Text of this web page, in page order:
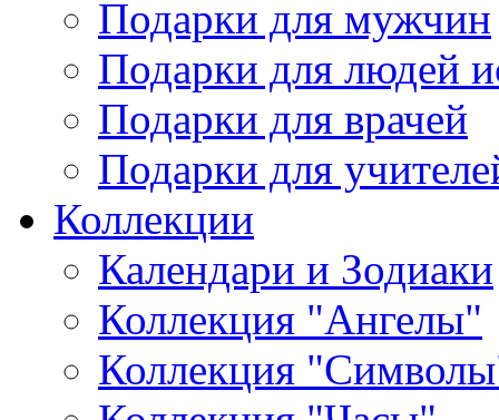
Подарки для мужчин
Подарки для людей
Подарки для врачей
Подарки для
Коллекции
Календари и Зодиаки
Коллекция "Ангелы"
Коллекция